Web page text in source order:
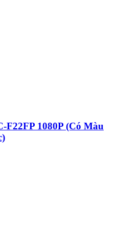
F22FP 1080P (Có Màu